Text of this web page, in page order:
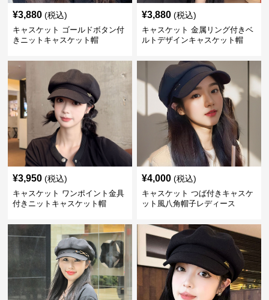
¥3,880 (税込)
キャスケット ゴールドボタン付
きニットキャスケット帽
¥3,880 (税込)
キャスケット 金属リング付きベ
ルトデザインキャスケット帽
¥3,950 (税込)
キャスケット ワンポイント金具
付きニットキャスケット帽
¥4,000 (税込)
キャスケット つば付きキャスケ
ット風八角帽子レディース